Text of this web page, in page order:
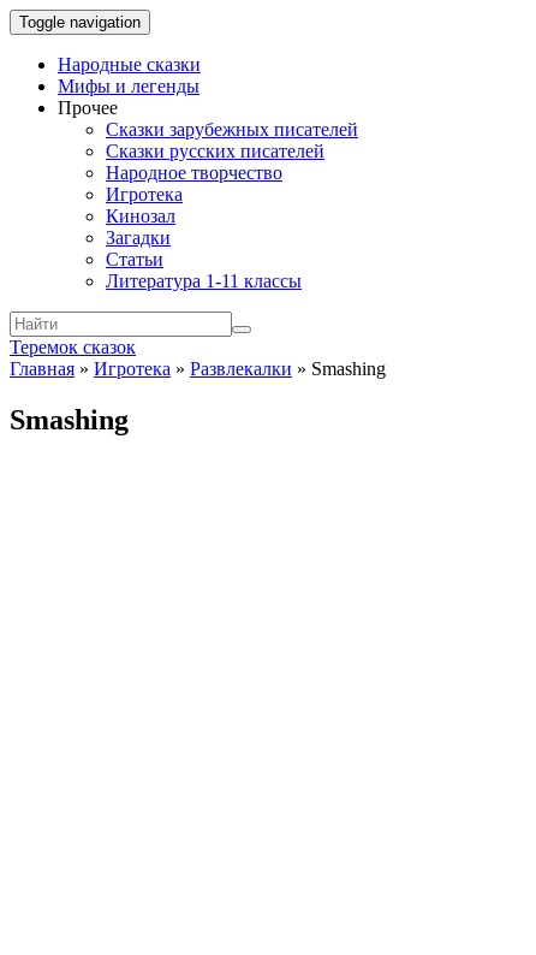
Toggle navigation
Народные сказки
Мифы и легенды
Прочее
Сказки зарубежных писателей
Сказки русских писателей
Народное творчество
Игротека
Кинозал
Загадки
Статьи
Литература 1-11 классы
Теремок сказок
Главная » Игротека » Развлекалки » Smashing
Smashing